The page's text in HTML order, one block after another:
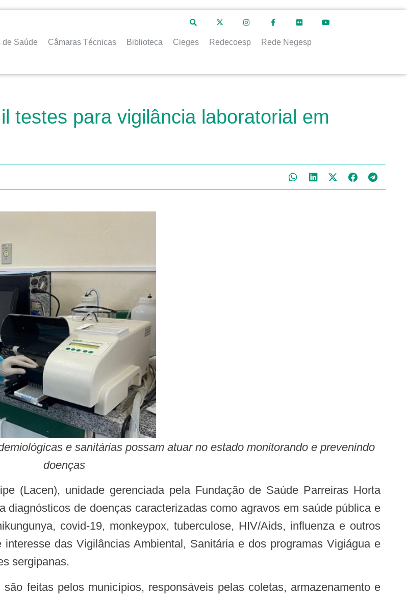
de Saúde Câmaras Técnicas Biblioteca Cieges Redecoesp Rede Negesp
testes para vigilância laboratorial em
e sanitárias possam atuar no estado monitorando e prevenindo
doenças
diagnósticos de doenças caracterizadas como agravos em saúde pública e
covid-19, monkeypox, tuberculose, HIV/Aids, influenza e outros
das Vigilâncias Ambiental, Sanitária e dos programas Vigiágua e
sergipanas.